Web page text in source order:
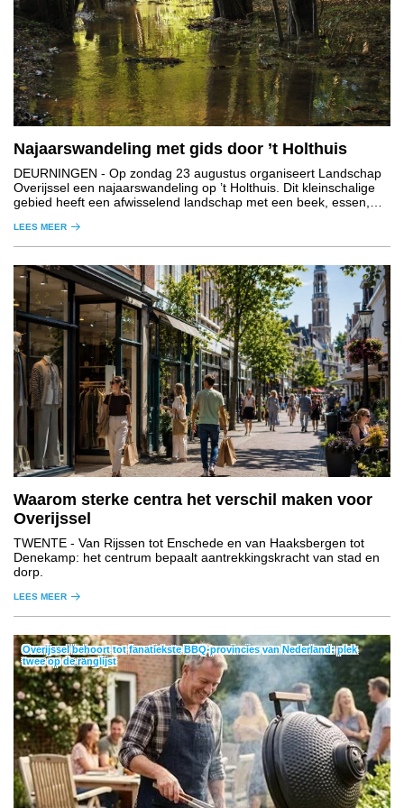
Najaarswandeling met gids door ’t Holthuis
DEURNINGEN - Op zondag 23 augustus organiseert Landschap
Overijssel een najaarswandeling op ’t Holthuis. Dit kleinschalige
gebied heeft een afwisselend landschap met een beek, essen,
LEES MEER
Waarom sterke centra het verschil maken voor
Overijssel
TWENTE - Van Rijssen tot Enschede en van Haaksbergen tot
Denekamp: het centrum bepaalt aantrekkingskracht van stad en
dorp.
LEES MEER
Overijssel behoort tot fanatiekste BBQ-provincies van Nederland: plek
twee op de ranglijst